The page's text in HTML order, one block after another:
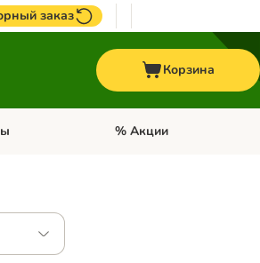
заказ
Корзина
категории: + VET кормаОткройте меню
% Акции